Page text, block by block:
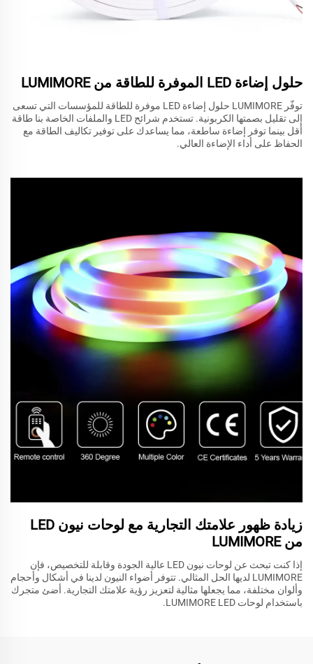
حلول إضاءة LED الموفرة للطاقة من LUMIMORE
توفّر LUMIMORE حلول إضاءة LED موفرة للطاقة للمؤسسات التي تسعى
إلى تقليل بصمتها الكربونية. تستخدم شرائح LED والملفات الخاصة بنا طاقة
أقل بينما توفر إضاءة ساطعة، مما يساعدك على توفير تكاليف الطاقة مع
الحفاظ على أداء الإضاءة العالي.
زيادة ظهور علامتك التجارية مع لوحات نيون LED
من LUMIMORE
إذا كنت تبحث عن لوحات نيون LED عالية الجودة وقابلة للتخصيص، فإن
LUMIMORE لديها الحل المثالي. تتوفر أضواء النيون لدينا في أشكال وأحجام
وألوان مختلفة، مما يجعلها مثالية لتعزيز رؤية علامتك التجارية. أضئ متجرك
باستخدام لوحات LUMIMORE LED.